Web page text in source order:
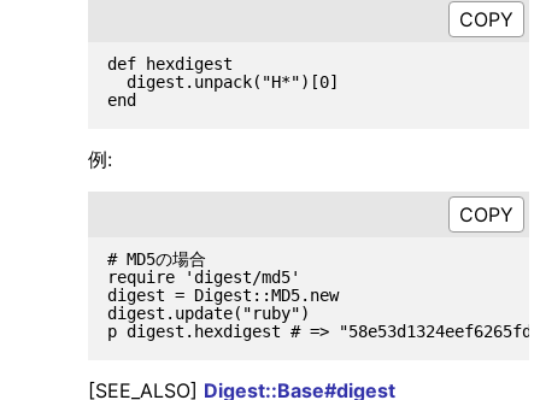
def hexdigest
  digest.unpack("H*")[0]
例:
# MD5の場合
require 'digest/md5'
digest = Digest::MD5.new
digest.update("ruby")
[SEE_ALSO] Digest::Base#digest